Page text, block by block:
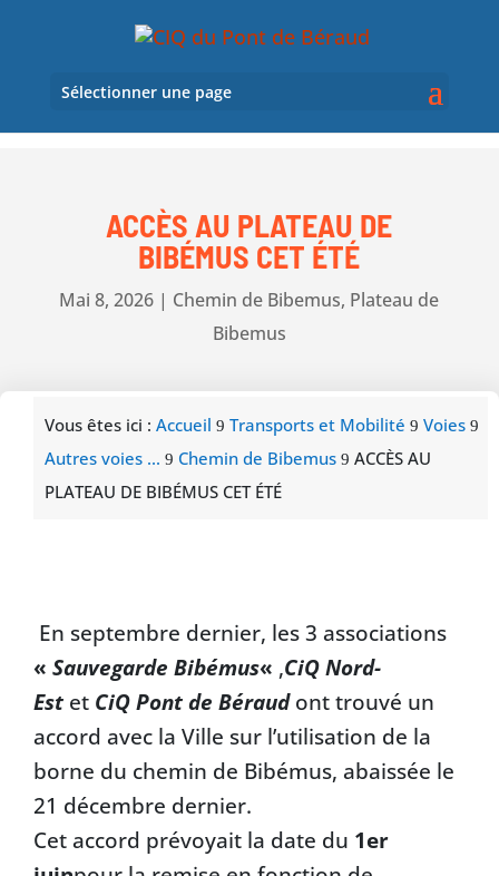
Sélectionner une page
ACCÈS AU PLATEAU DE
BIBÉMUS CET ÉTÉ
Mai 8, 2026 | Chemin de Bibemus, Plateau de
Bibemus
Vous êtes ici : Accueil 9 Transports et Mobilité 9 Voies 9
Autres voies ... 9 Chemin de Bibemus 9 ACCÈS AU
PLATEAU DE BIBÉMUS CET ÉTÉ
En septembre dernier, les 3 associations
« Sauvegarde Bibémus« ,CiQ Nord-
Est et CiQ Pont de Béraud ont trouvé un
accord avec la Ville sur l’utilisation de la
borne du chemin de Bibémus, abaissée le
21 décembre dernier.
Cet accord prévoyait la date du 1er